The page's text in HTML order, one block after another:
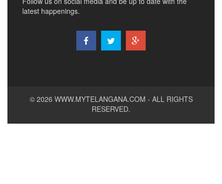
latest happenings.
© 2026 WWW.MYTELANGANA.COM - ALL RIGHTS
RESERVED.